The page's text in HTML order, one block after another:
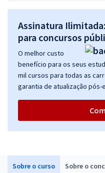
Sobre o curso Sobre o
Assinatura
para concursos
O melhor custo
benefício para os seus
mil cursos para todas as
garantia de atualização pós-